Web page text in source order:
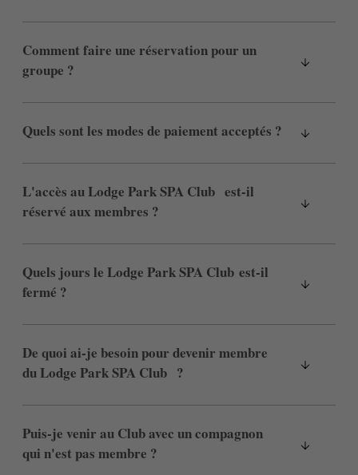
Ma réservation
réservation et votre e-mail pour consulter
Localisateur
Comment faire une réservation pour un
groupe ?
Quels sont les modes de paiement acceptés ?
L'accès au Lodge Park SPA Club est-il
réservé aux membres ?
Quels jours le Lodge Park SPA Club est-il
fermé ?
De quoi ai-je besoin pour devenir membre
du Lodge Park SPA Club ?
Puis-je venir au Club avec un compagnon
qui n'est pas membre ?